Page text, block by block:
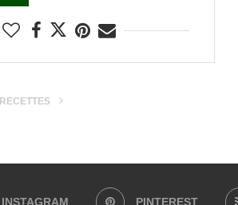
INSTAGRAM PINTEREST